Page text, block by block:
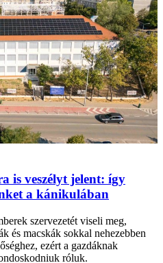
is veszélyt jelent: így
a kánikulában
szervezetét viseli meg,
és macskák sokkal nehezebben
ezért a gazdáknak
róluk.